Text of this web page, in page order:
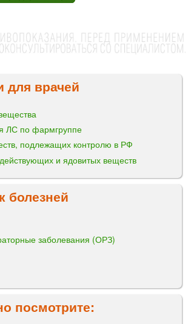
для врачей
ЛС по фармгруппе
подлежащих контролю в РФ
и ядовитых веществ
болезней
заболевания (ОРЗ)
посмотрите: